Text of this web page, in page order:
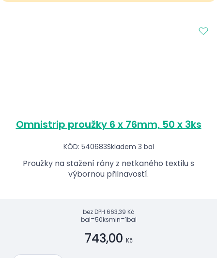
Omnistrip proužky 6 x 76mm, 50 x 3ks
KÓD: 540683Skladem 3 bal
Proužky na stažení rány z netkaného textilu s
výbornou přilnavostí.
bez DPH 663,39 Kč
bal=50ksmin=1bal
743,00 Kč